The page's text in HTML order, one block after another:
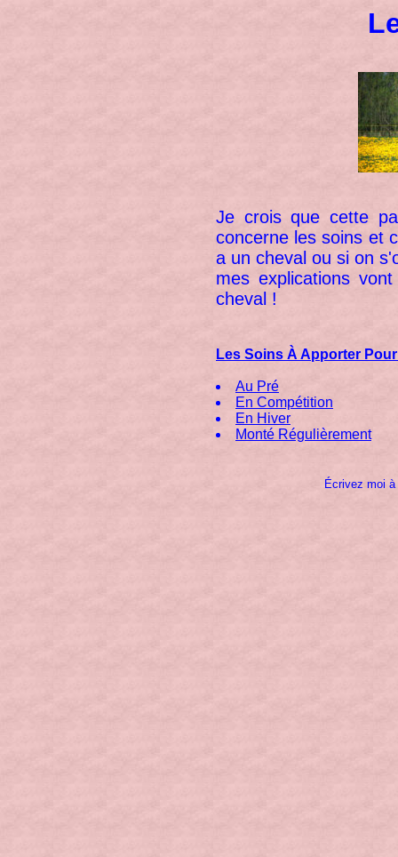
Je crois que cette
concerne les soins et
a un cheval ou si on
mes explications
cheval !
Les Soins À Apporter
Au Pré
En Compétition
En Hiver
Monté Régulièrement
Écrivez moi à